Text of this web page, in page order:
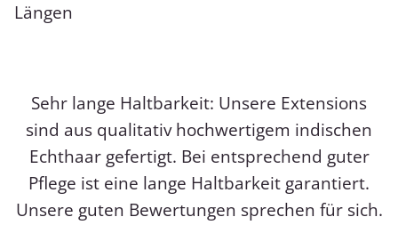
Längen
Sehr lange Haltbarkeit: Unsere Extensions
sind aus qualitativ hochwertigem indischen
Echthaar gefertigt. Bei entsprechend guter
Pflege ist eine lange Haltbarkeit garantiert.
Unsere guten Bewertungen sprechen für sich.